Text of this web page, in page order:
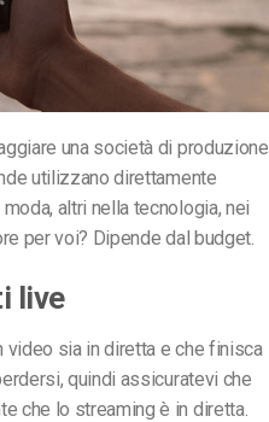
una società di produzione
utilizzano direttamente
altri nella tecnologia, nei
per voi? Dipende dal budget.
live
video sia in diretta e che finisca
quindi assicuratevi che
che lo streaming è in diretta.